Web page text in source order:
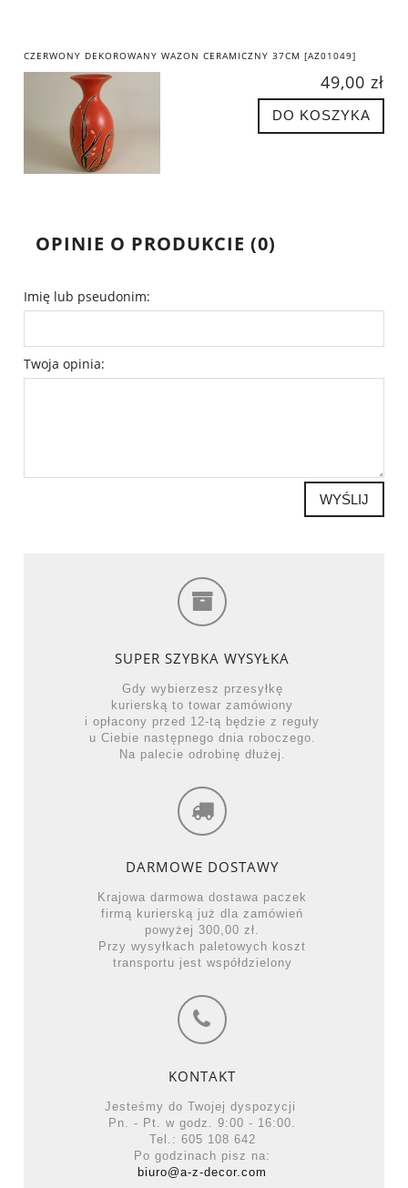
CZERWONY DEKOROWANY WAZON CERAMICZNY 37CM [AZ01049]
49,00 zł
DO KOSZYKA
OPINIE O PRODUKCIE (0)
Imię lub pseudonim:
Twoja opinia:
WYŚLIJ
SUPER SZYBKA WYSYŁKA
Gdy wybierzesz przesyłkę
kurierską to towar zamówiony
i opłacony przed 12-tą będzie z reguły
u Ciebie następnego dnia roboczego.
Na palecie odrobinę dłużej.
DARMOWE DOSTAWY
Krajowa darmowa dostawa paczek
firmą kurierską już dla zamówień
powyżej 300,00 zł.
Przy wysyłkach paletowych koszt
transportu jest współdzielony
KONTAKT
Jesteśmy do Twojej dyspozycji
Pn. - Pt. w godz. 9:00 - 16:00.
Tel.: 605 108 642
Po godzinach pisz na:
biuro@a-z-decor.com